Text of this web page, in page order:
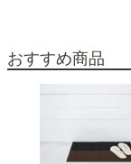
おすすめ商品